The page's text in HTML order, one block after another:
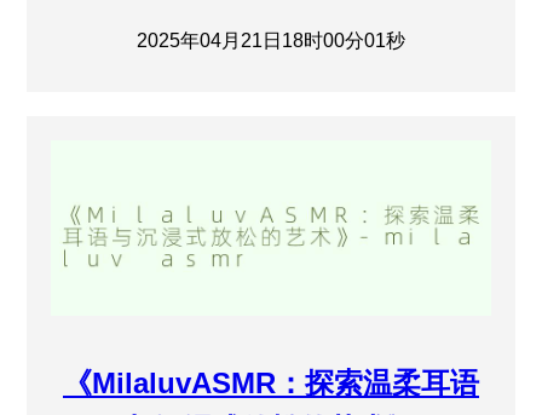
2025年04月21日18时00分01秒
《MilaluvASMR：探索温柔耳语